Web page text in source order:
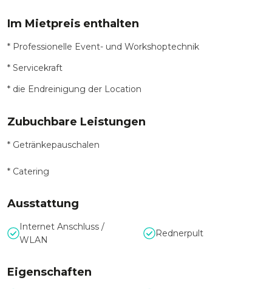
Im Mietpreis enthalten
* Professionelle Event- und Workshoptechnik
* Servicekraft
* die Endreinigung der Location
Zubuchbare Leistungen
* Getränkepauschalen
* Catering
Ausstattung
Internet Anschluss /
WLAN
Rednerpult
Eigenschaften